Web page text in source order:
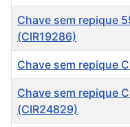
Chave sem repique
(CIR19286)
Chave sem repique
Chave sem repique
(CIR24829)